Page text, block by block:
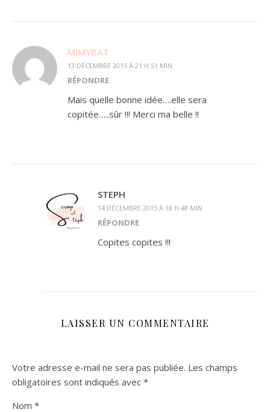
MIMYBAT
13 DÉCEMBRE 2015 À 21 H 51 MIN
RÉPONDRE
Mais quelle bonne idée….elle sera
copitée…..sûr !!! Merci ma belle !!
STEPH
14 DÉCEMBRE 2015 À 18 H 48 MIN
RÉPONDRE
Copites copites !!!
LAISSER UN COMMENTAIRE
Votre adresse e-mail ne sera pas publiée. Les champs
obligatoires sont indiqués avec *
Nom *